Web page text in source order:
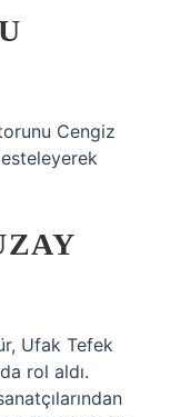
Cengiz
Ufak Tefek
rol aldı.